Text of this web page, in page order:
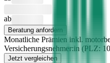
ab
Beratung anfordern
Monatliche Prämien inkl.
Versicherungsnehmer:in (PLZ:
Jetzt vergleichen